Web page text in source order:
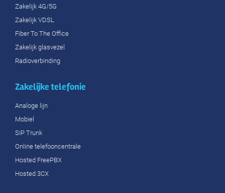
Zakelijk 4G/5G
Zakelijk VDSL
Fiber To The Office
Zakelijk glasvezel
Radioverbinding
Zakelijke telefonie
Analoge lijn
Mobiel
SIP Trunk
Online telefooncentrale
Hosted FreePBX
Hosted 3CX